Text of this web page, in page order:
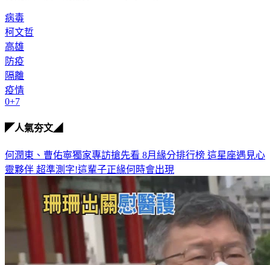
病毒
柯文哲
高雄
防疫
隔離
疫情
0+7
◤人氣夯文◢
何潤東、曹佑寧獨家專訪搶先看 8月緣分排行榜 這星座遇見心
靈夥伴 超準測字!這輩子正緣何時會出現